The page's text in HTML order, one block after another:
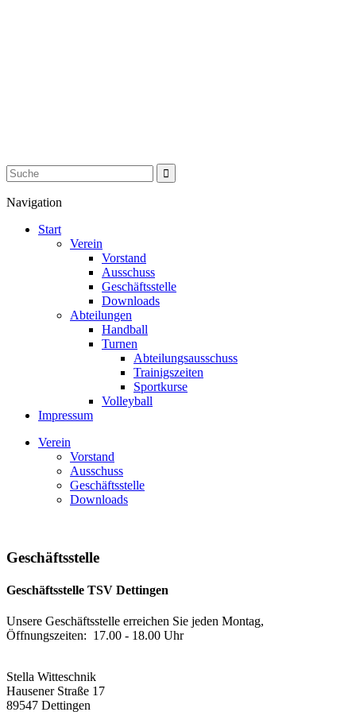
Navigation
Start
Verein
Vorstand
Ausschuss
Geschäftsstelle
Downloads
Abteilungen
Handball
Turnen
Abteilungsausschuss
Trainigszeiten
Sportkurse
Volleyball
Impressum
Verein
Vorstand
Ausschuss
Geschäftsstelle
Downloads
Geschäftsstelle
Geschäftsstelle TSV Dettingen
Unsere Geschäftsstelle erreichen Sie jeden Montag,
Öffnungszeiten: 17.00 - 18.00 Uhr
Stella Witteschnik
Hausener Straße 17
89547 Dettingen